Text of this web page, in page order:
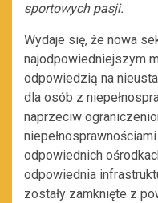
sportowych pasji.
Wydaje się, że nowa
najodpowiedniejszym
odpowiedzią na
dla osób z
naprzeciw
odpowiednich
odpowiednia
zostały zamknięte z